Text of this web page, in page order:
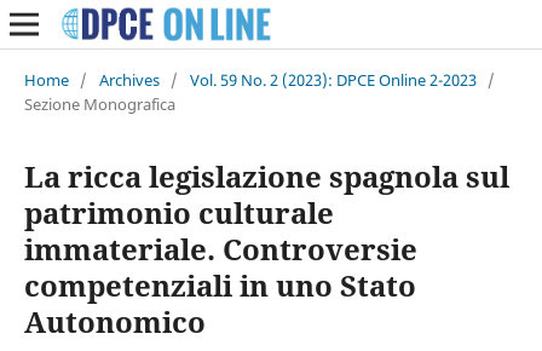
Home / Archives / Vol. 59 No. 2 (2023): DPCE Online 2-2023 /
Sezione Monografica
La ricca legislazione spagnola sul
patrimonio culturale
immateriale. Controversie
competenziali in uno Stato
Autonomico